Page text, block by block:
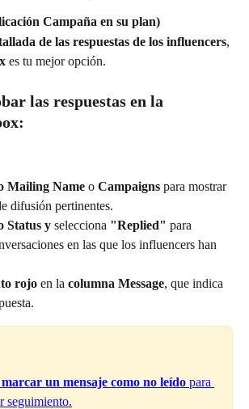
Campaña en su plan)
de las respuestas de los influencers,
es tu mejor opción.
las respuestas en la
Mailing Name o Campaigns para mostrar
difusión pertinentes.
Status y selecciona "Replied" para
en las que los influencers han
rojo en la columna Message, que indica
marcar un mensaje como no leído para
seguimiento.